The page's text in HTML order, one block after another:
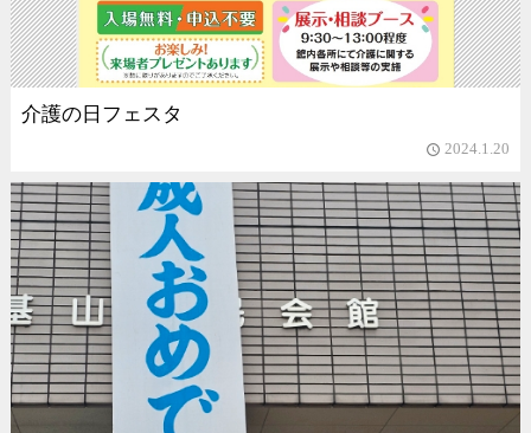
介護の日フェスタ
access_time 2024.1.20